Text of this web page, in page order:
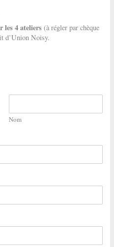
les 4 ateliers(à régler par chèque
d’Union Noisy.
Nom